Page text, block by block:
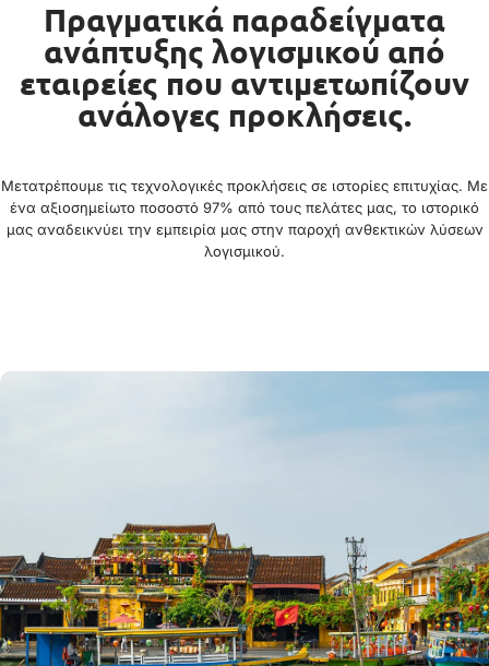
Πραγματικά παραδείγματα
ανάπτυξης λογισμικού από
εταιρείες που αντιμετωπίζουν
ανάλογες προκλήσεις.
Μετατρέπουμε τις τεχνολογικές προκλήσεις σε ιστορίες επιτυχίας. Με
ένα αξιοσημείωτο ποσοστό 97% από τους πελάτες μας, το ιστορικό
μας αναδεικνύει την εμπειρία μας στην παροχή ανθεκτικών λύσεων
λογισμικού.